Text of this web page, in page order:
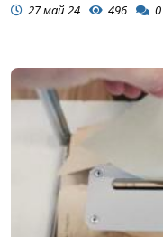
27 май 24 496 0